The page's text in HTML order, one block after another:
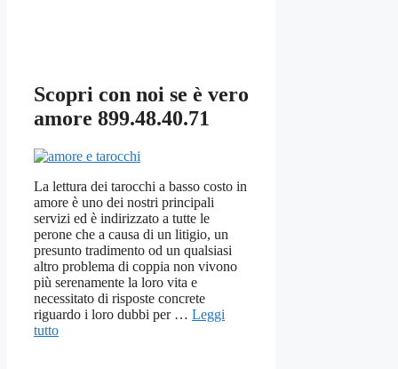
Scopri con noi se è vero
amore 899.48.40.71
La lettura dei tarocchi a basso costo in
amore è uno dei nostri principali
servizi ed è indirizzato a tutte le
perone che a causa di un litigio, un
presunto tradimento od un qualsiasi
altro problema di coppia non vivono
più serenamente la loro vita e
necessitato di risposte concrete
riguardo i loro dubbi per … Leggi
tutto